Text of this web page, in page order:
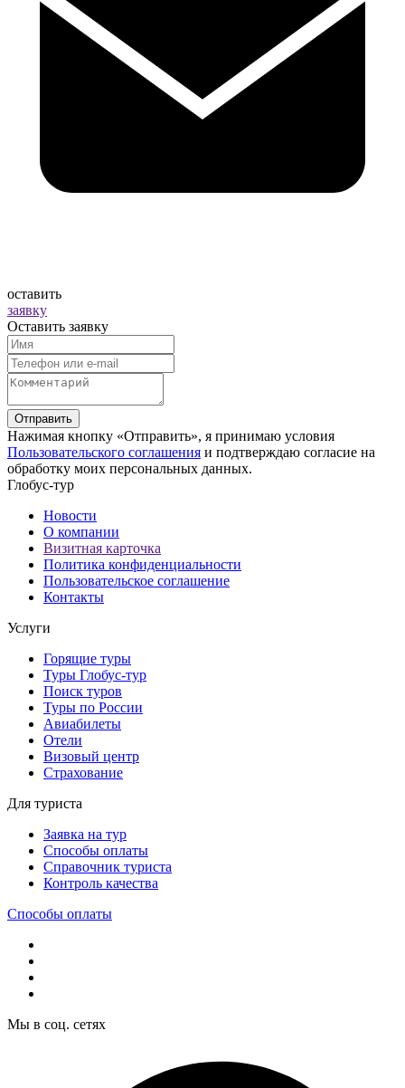
оставить
заявку
Оставить заявку
Отправить
Нажимая кнопку «Отправить», я принимаю условия
Пользовательского соглашения и подтверждаю согласие на
обработку моих персональных данных.
Глобус-тур
Новости
О компании
Визитная карточка
Политика конфиденциальности
Пользовательское соглашение
Контакты
Услуги
Горящие туры
Туры Глобус-тур
Поиск туров
Туры по России
Авиабилеты
Отели
Визовый центр
Страхование
Для туриста
Заявка на тур
Способы оплаты
Справочник туриста
Контроль качества
Способы оплаты
Мы в соц. сетях